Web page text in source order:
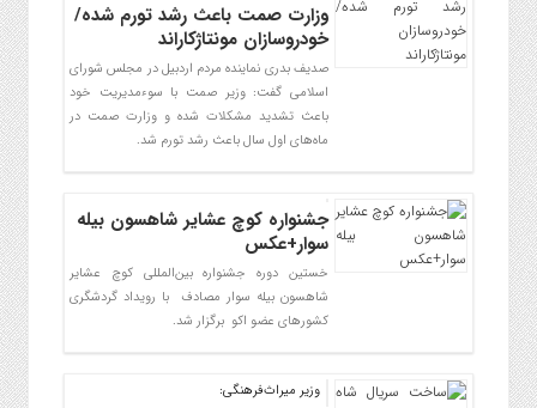
وزارت صمت باعث رشد تورم شده/
خودروسازان مونتاژکاراند
صدیف بدری نماینده مردم اردبیل در مجلس شورای
اسلامی گفت: وزیر صمت با سوءمدیریت خود
باعث تشدید مشکلات شده و وزارت صمت در
ماه‌های اول سال باعث رشد تورم شد.
جشنواره کوچ عشایر شاهسون بیله
سوار+عکس
خستین دوره جشنواره بین‌المللی کوچ عشایر
شاهسون بیله سوار مصادف با رویداد گردشگری
کشورهای عضو اکو برگزار شد.
وزیر میراث‌فرهنگی: